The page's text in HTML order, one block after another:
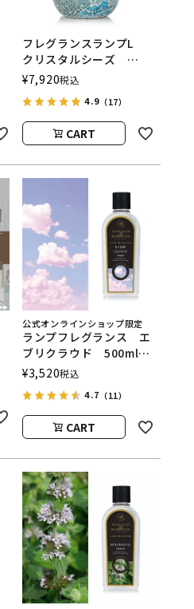
フレグランスランプL
クリスタルシーズ
ASHLEIGH&BURWOOD
（アシュレイアンドバー
ウッド）
¥7,920税込
4.9（17）
CART
公式オンラインショップ限定
ランプフレグランス エ
ブリクラウド 500ml
フレグランスランプ用オ
イル
ASHLEIGH&BURWOOD
（アシュレイアンドバー
ウッド）
¥3,520税込
4.7 （11）
CART